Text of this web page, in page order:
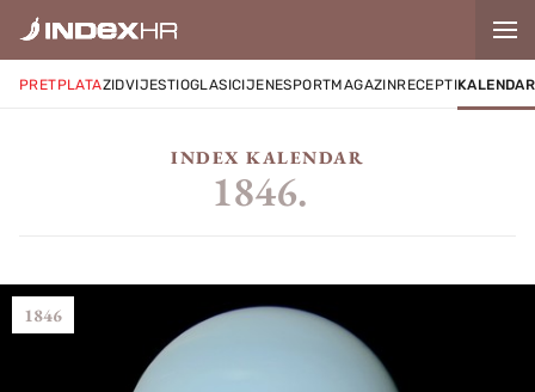
PRETPLATAZIDVIJESTIOGLASICIJENESPORTMAGAZINRECEPTIKALENDAR
INDEX KALENDAR
1846.
1846